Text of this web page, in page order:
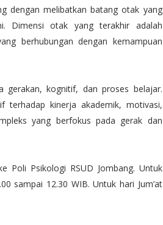
dengan melibatkan batang otak yang
Dimensi otak yang terakhir adalah
berhubungan dengan kemampuan
gerakan, kognitif, dan proses belajar.
terhadap kinerja akademik, motivasi,
yang berfokus pada gerak dan
Poli Psikologi RSUD Jombang. Untuk
sampai 12.30 WIB. Untuk hari Jum’at